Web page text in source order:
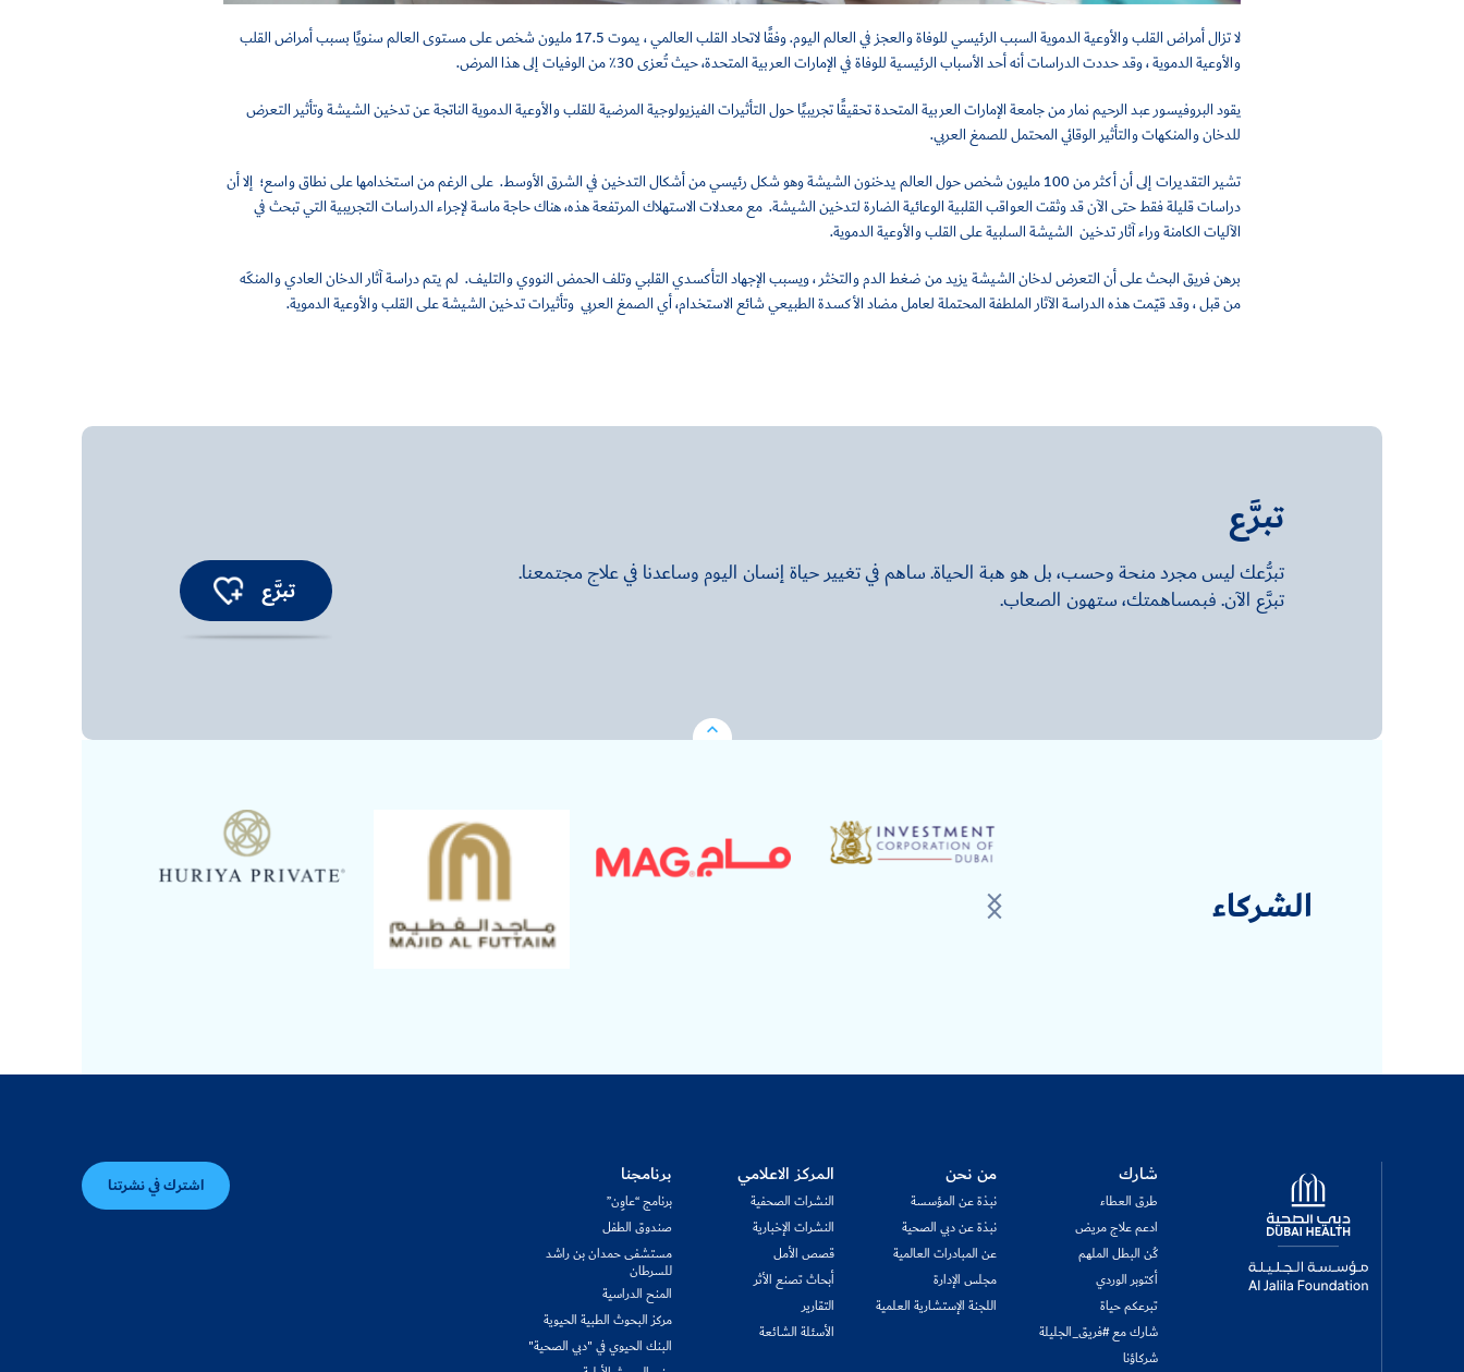
لا تزال أمراض القلب والأوعية الدموية السبب الرئيسي للوفاة والعجز في العالم اليوم.
وفقًا لاتحاد القلب العالمي ، يموت 17.5 مليون شخص على مستوى العالم سنويًا بسبب أمراض القلب
والأوعية الدموية ، وقد حددت الدراسات أنه أحد الأسباب الرئيسية للوفاة في الإمارات العربية المتحدة، حيث تُعزى 30٪ من الوفيات إلى هذا المرض.
يقود البروفيسور عبد الرحيم نمار من جامعة الإمارات العربية المتحدة تحقيقًا تجريبيًا حول التأثيرات الفيزيولوجية المرضية للقلب والأوعية الدموية الناتجة عن تدخين الشيشة وتأثير التعرض
للدخان والمنكهات والتأثير الوقائي المحتمل للصمغ العربي.
تشير التقديرات إلى أن أكثر من 100 مليون شخص حول العالم يدخنون الشيشة وهو شكل رئيسي من أشكال التدخين في الشرق الأوسط.
على الرغم من استخدامها على نطاق واسع؛ إلا أن
دراسات قليلة فقط حتى الآن قد وثقت العواقب القلبية الوعائية الضارة لتدخين الشيشة. مع معدلات الاستهلاك المرتفعة هذه، هناك حاجة ماسة لإجراء الدراسات التجريبية التي تبحث في
الآليات الكامنة وراء آثار تدخين الشيشة السلبية على القلب والأوعية الدموية.
برهن فريق البحث على أن التعرض لدخان الشيشة يزيد من ضغط الدم والتخثر ، ويسبب الإجهاد التأكسدي القلبي وتلف الحمض النووي والتليف. لم يتم دراسة آثار الدخان العادي والمنكَه
من قبل ، وقد قيّمت هذه الدراسة الآثار الملطفة المحتملة لعامل مضاد الأكسدة الطبيعي شائع الاستخدام، أي الصمغ العربي وتأثيرات تدخين الشيشة على القلب والأوعية الدموية.
تبرَّع
تبرُّعك ليس مجرد منحة وحسب، بل هو هبة الحياة. ساهم في تغيير حياة إنسان اليوم وساعدنا في علاج مجتمعنا.
تبرَّع الآن. فبمساهمتك، ستهون الصعاب.
تبرَّع
الشركاء
Logo شارك
طرق العطاء
ادعم علاج مريض
كُن البطل الملهم
أكتوبر الوردي
تبرعكم حياة
شارك مع #فريق_الجليلة
شركاؤنا
من نحن
نبذة عن المؤسسة
نبذة عن دبي الصحية
عن المبادرات العالمية
مجلس الإدارة
اللجنة الإستشارية العلمية
المركز الاعلامي
النشرات الصحفية
النشرات الإخبارية
قصص الأمل
أبحاث تصنع الأثر
التقارير
الأسئلة الشائعة
برنامجنا
برنامج “عاوِن”
صندوق الطفل
مستشفى حمدان بن راشد
للسرطان
المنح الدراسية
مركز البحوث الطبية الحيوية
البنك الحيوي في "دبي الصحية"
اشترك في نشرتنا